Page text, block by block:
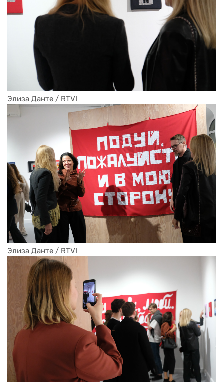
Элиза Данте / RTVI
Элиза Данте / RTVI